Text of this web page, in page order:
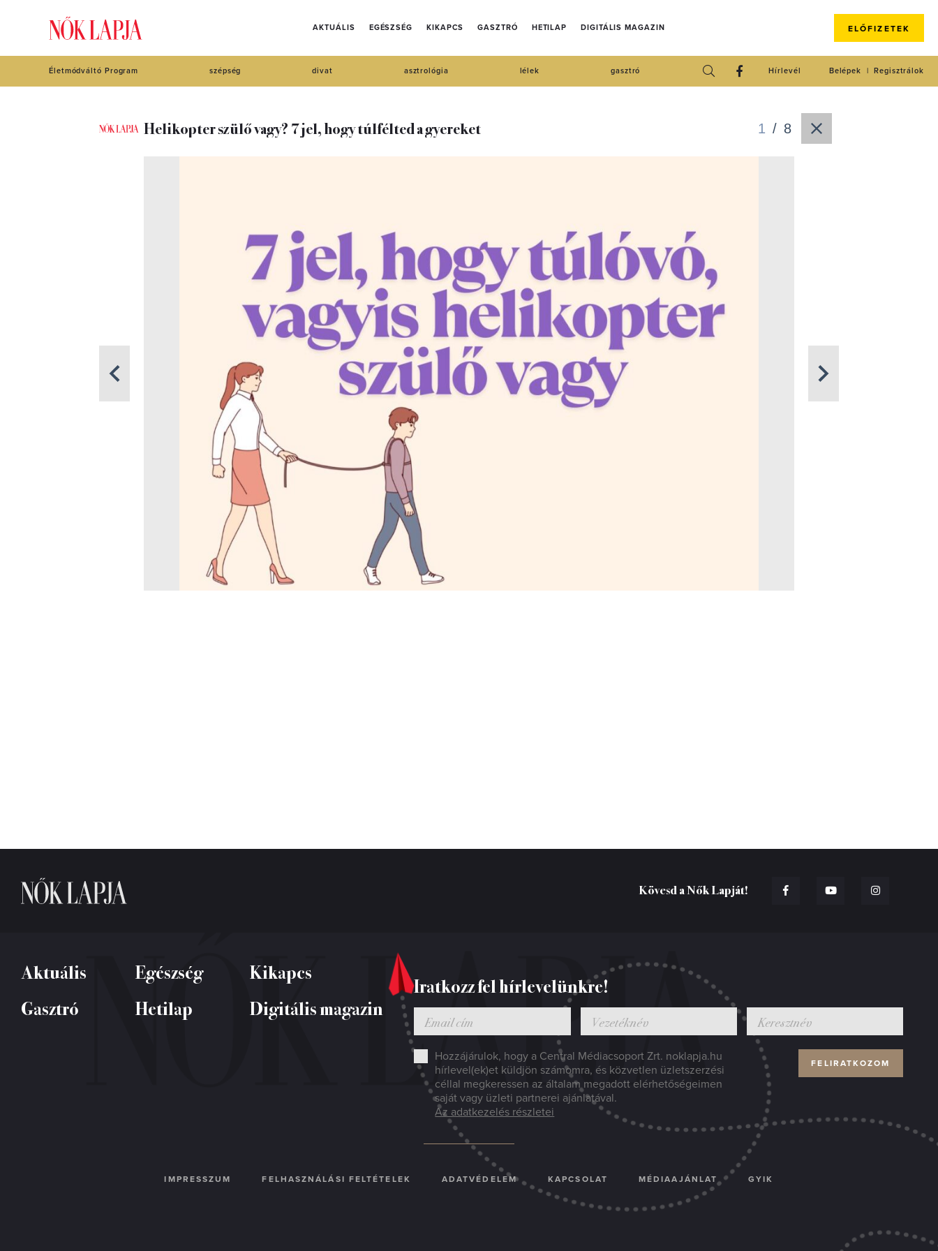
AKTUÁLIS EGÉSZSÉG KIKAPCS GASZTRÓ HETILAP DIGITÁLIS MAGAZIN ELŐFIZETEK
Életmódváltó Program szépség divat asztrológia lélek gasztró Regisztrálok
Belépek
Hírlevél
Helikopter szülő vagy? 7 jel, hogy túlfélted a gyereket 1 / 8
Kövesd a Nők Lapját!
Aktuális Egészség
Kikapcs
Gasztró
Hetilap Digitális magazin
Iratkozz fel hírlevelünkre!
Hozzájárulok, hogy a Central Médiacsoport Zrt. noklapja.hu
hírlevel(ek)et küldjön számomra, és közvetlen üzletszerzési
céllal megkeressen az általam megadott elérhetőségeimen
saját vagy üzleti partnerei ajánlatával.
Az adatkezelés részletei
IMPRESSZUM FELHASZNÁLÁSI FELTÉTELEK ADATVÉDELEM KAPCSOLAT MÉDIAAJÁNLAT GYIK